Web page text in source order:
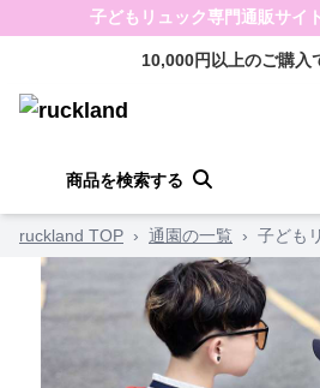
子どもリュック専門通販サイ
10,000円以上のご購入
商品を検索する
ruckland TOP › 通園の一覧 › 子ども